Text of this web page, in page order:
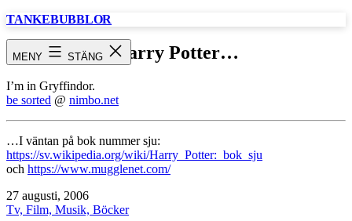
Hoppa
TANKEBUBBLOR
MENY STÄNG Harry Potter…
I’m in Gryffindor.
be sorted @ nimbo.net
…I väntan på bok nummer sju:
https://sv.wikipedia.org/wiki/Harry_Potter:_bok_sju
och https://www.mugglenet.com/
Publicerat
den
27 augusti, 2006
Kategoriserat
Tv, Film, Musik, Böcker